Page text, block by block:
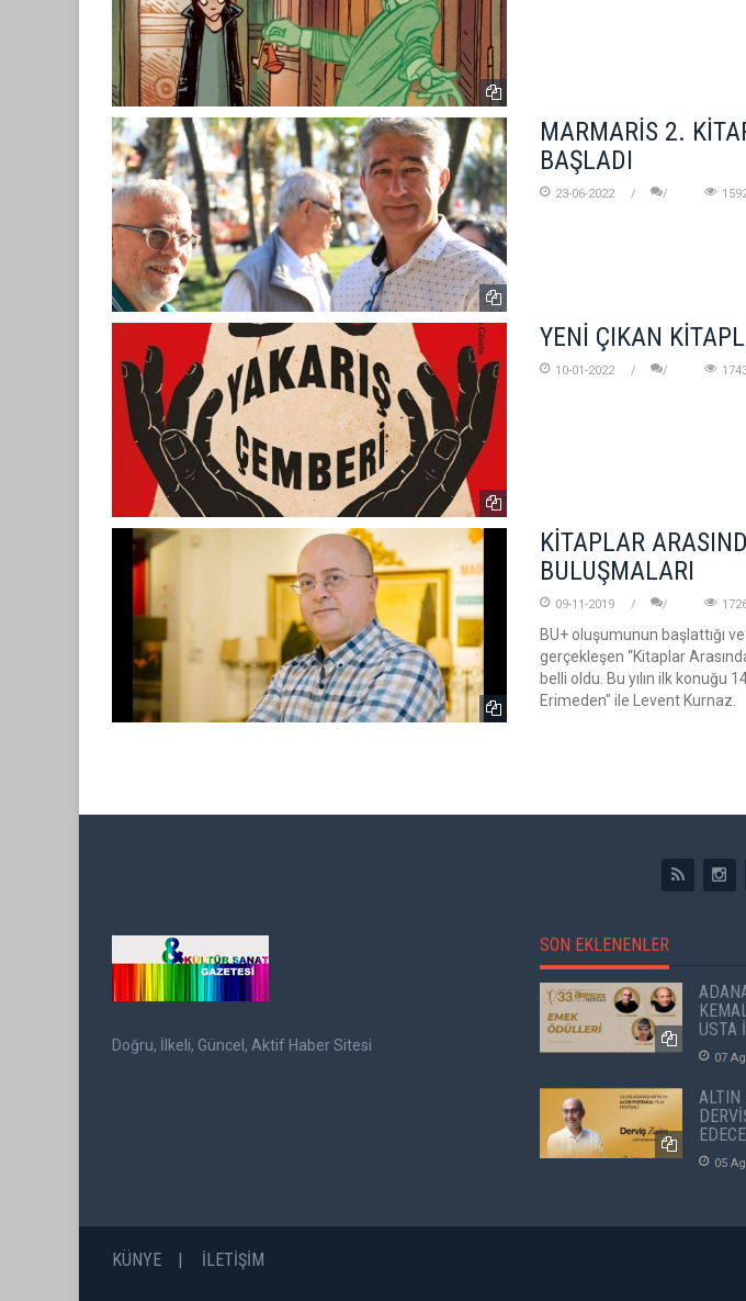
MARMARİS 2.
BAŞLADI
23-06-2022
YENİ ÇIKAN
10-01-2022
KİTAPLAR
BULUŞMALARI
09-11-2019
BU+ oluşumunun başlattığı
gerçekleşen “Kitaplar
belli oldu. Bu yılın ilk konuğu
Erimeden" ile Levent Kurnaz.
Doğru, İlkeli, Güncel, Aktif Haber Sitesi
SON EKLENENLER
USTA
07
ALTIN
05
KÜNYE İLETİŞİM